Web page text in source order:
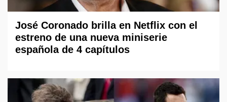
José Coronado brilla en Netflix con el
estreno de una nueva miniserie
española de 4 capítulos